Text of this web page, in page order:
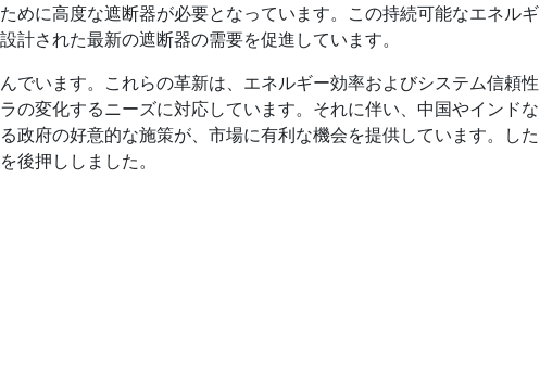
めに高度な遮断器が必要となっています。この持続可能なエネルギ
された最新の遮断器の需要を促進しています。
でいます。これらの革新は、エネルギー効率およびシステム信頼性
の変化するニーズに対応しています。それに伴い、中国やインドな
政府の好意的な施策が、市場に有利な機会を提供しています。した
後押ししました。